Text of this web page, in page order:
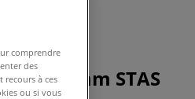
4x10 mm STAS
comprendre
des
recours à ces
ou si vous